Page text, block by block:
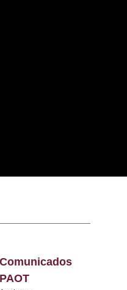
Comunicados
PAOT